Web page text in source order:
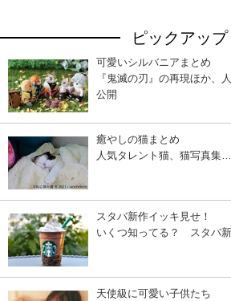
ピックアップ
可愛いシルバニアまとめ
『鬼滅の刃』の再現ほか、
公開
癒やしの猫まとめ
人気タレント猫、猫写真集
スタバ新作イッキ見せ！
いくつ知ってる？ スタバ
天使級に可愛い子供たち